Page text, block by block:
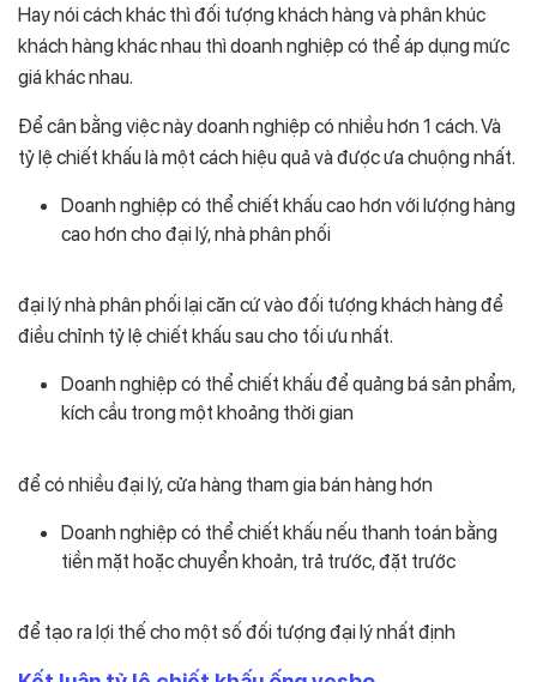
Hay nói cách khác thì đối tượng khách hàng và phân khúc
khách hàng khác nhau thì doanh nghiệp có thể áp dụng mức
giá khác nhau.
Để cân bằng việc này doanh nghiệp có nhiều hơn 1 cách. Và
tỷ lệ chiết khấu là một cách hiệu quả và được ưa chuộng nhất.
Doanh nghiệp có thể chiết khấu cao hơn với lượng hàng
cao hơn cho đại lý, nhà phân phối
đại lý nhà phân phối lại căn cứ vào đối tượng khách hàng để
điều chỉnh tỷ lệ chiết khấu sau cho tối ưu nhất.
Doanh nghiệp có thể chiết khấu để quảng bá sản phẩm,
kích cầu trong một khoảng thời gian
để có nhiều đại lý, cửa hàng tham gia bán hàng hơn
Doanh nghiệp có thể chiết khấu nếu thanh toán bằng
tiền mặt hoặc chuyển khoản, trả trước, đặt trước
để tạo ra lợi thế cho một số đối tượng đại lý nhất định